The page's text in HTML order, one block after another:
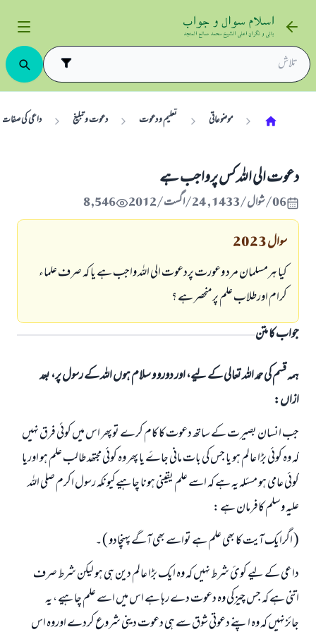
موضوعاتی تعلیم و دعوت دعوت و تبلیغ داعی کی صفات
دعوت الی اللہ کس پرواجب ہے
06/شوال/1433 , 24/اگست/2012 8,546
سوال2023
کیا ہرمسلمان مرد وعورت پردعوت الی اللہ واجب ہے یا کہ صرف علماء
کرام اورطلاب علم پرمنحصر ہے ؟
جواب کا متن
ہمہ قسم کی حمد اللہ تعالی کے لیے، اور دورو و سلام ہوں اللہ کے رسول پر، بعد
ازاں:
جب انسان بصيرت كے ساتھ دعوت كا كام كرے توپھر اس میں کوئي‏ فرق نہیں
کہ وہ کو‏ئى بڑا عالم ہو یا جس کی بات مانی جاۓ یا پھر وہ کوئي مجتھد طالب علم ہو اوریا
کو‏ئى عامی ہو مسئلہ یہ ہے کہ اسے علم یقینی ہونا چاہیےکیونکہ رسول اکرم صلی اللہ
علیہ وسلم کافرمان ہے :
( اگرایک آیت کا بھی علم ہے تواسے بھی آگے پہنچادو ) ۔
داعی کے لیے کوئ شرط نہیں کہ وہ ایک بڑا عالم دین ہی ہو لیکن شرط صرف
اتنی ہے کہ جس چیزکی وہ دعوت دے رہا ہے اس میں اسے علم چاہیے ، یہ
جائزنہیں کہ وہ اپنے دعوتی شوق سے ہی دعوت دینی شروع کردے اوروہ اس